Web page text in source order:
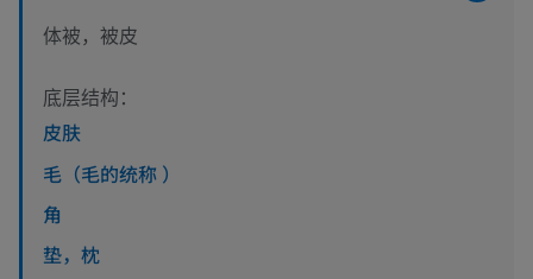
体被，被皮
底层结构：
皮肤
毛（毛的统称 ）
角
垫，枕